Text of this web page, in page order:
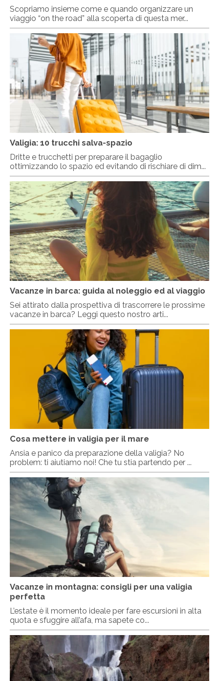
Scopriamo insieme come e quando organizzare un
viaggio “on the road” alla scoperta di questa mer...
Valigia: 10 trucchi salva-spazio
Dritte e trucchetti per preparare il bagaglio
ottimizzando lo spazio ed evitando di rischiare di dim...
Vacanze in barca: guida al noleggio ed al viaggio
Sei attirato dalla prospettiva di trascorrere le prossime
vacanze in barca? Leggi questo nostro arti...
Cosa mettere in valigia per il mare
Ansia e panico da preparazione della valigia? No
problem: ti aiutiamo noi! Che tu stia partendo per ...
Vacanze in montagna: consigli per una valigia
perfetta
L’estate è il momento ideale per fare escursioni in alta
quota e sfuggire all’afa, ma sapete co...